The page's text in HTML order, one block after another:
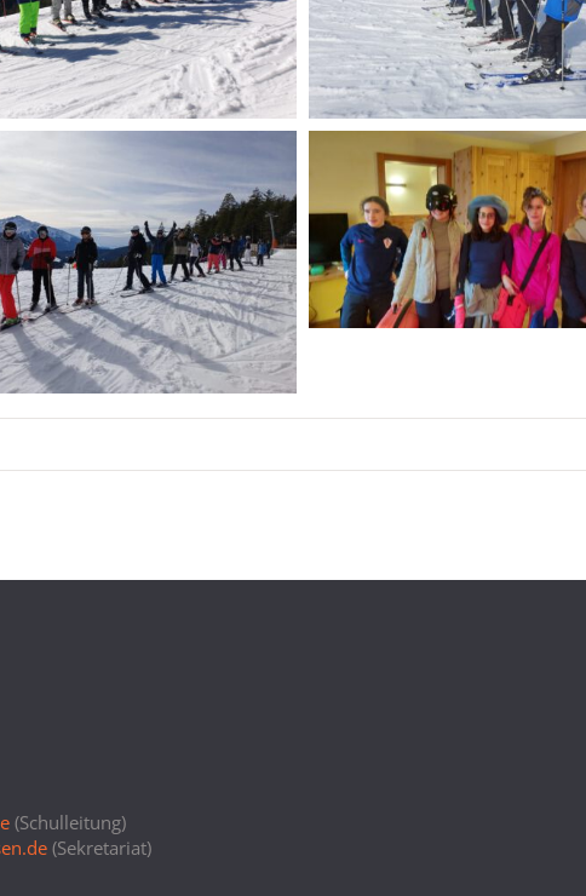
(Schulleitung)
(Sekretariat)